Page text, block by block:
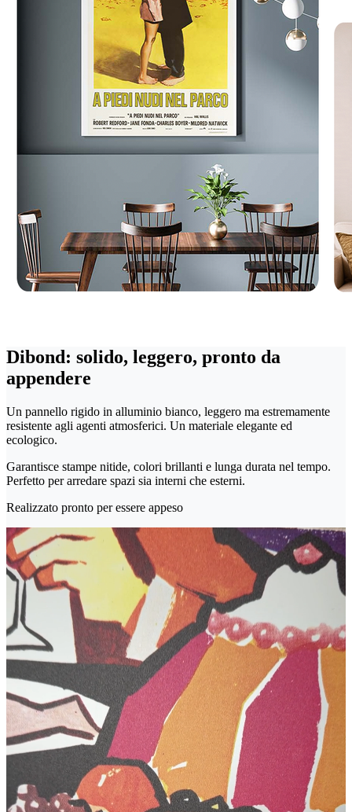
Dibond: solido, leggero, pronto da
appendere
Un pannello rigido in alluminio bianco, leggero ma estremamente
resistente agli agenti atmosferici. Un materiale elegante ed
ecologico.
Garantisce stampe nitide, colori brillanti e lunga durata nel tempo.
Perfetto per arredare spazi sia interni che esterni.
Realizzato pronto per essere appeso